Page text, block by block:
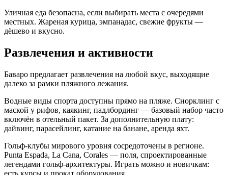
Уличная еда безопасна, если выбирать места с очередями
местных. Жареная курица, эмпанадас, свежие фрукты —
дёшево и вкусно.
Развлечения и активности
Баваро предлагает развлечения на любой вкус, выходящие
далеко за рамки пляжного лежания.
Водные виды спорта доступны прямо на пляже. Снорклинг с
маской у рифов, каякинг, падлбординг — базовый набор часто
включён в отельный пакет. За дополнительную плату:
дайвинг, парасейлинг, катание на банане, аренда яхт.
Гольф-клубы мирового уровня сосредоточены в регионе.
Punta Espada, La Cana, Corales — поля, спроектированные
легендами гольф-архитектуры. Играть можно и новичкам:
есть курсы и прокат оборудования.